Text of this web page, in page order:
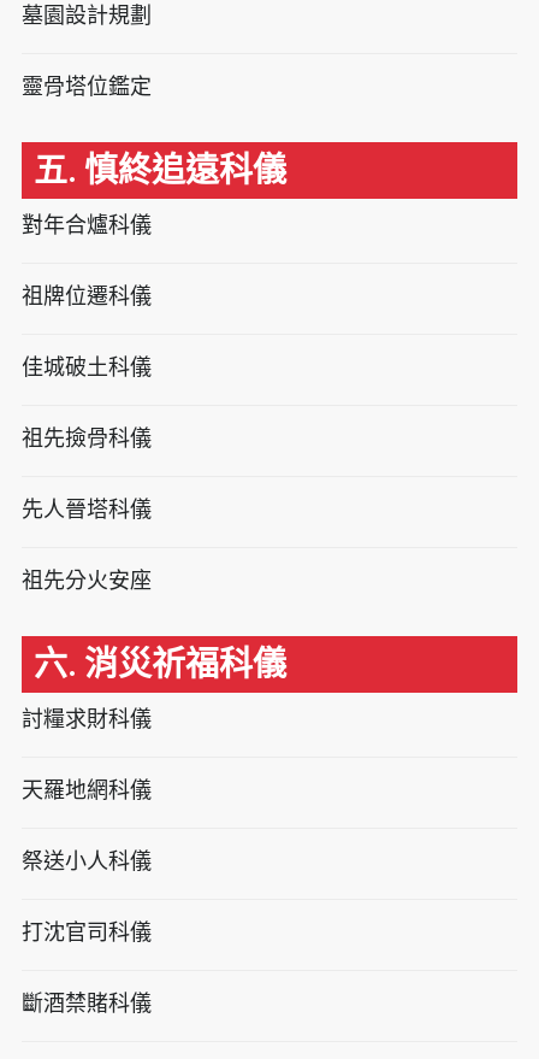
墓園設計規劃
靈骨塔位鑑定
五. 慎終追遠科儀
對年合爐科儀
祖牌位遷科儀
佳城破土科儀
祖先撿骨科儀
先人晉塔科儀
祖先分火安座
六. 消災祈福科儀
討糧求財科儀
天羅地網科儀
祭送小人科儀
打沈官司科儀
斷酒禁賭科儀